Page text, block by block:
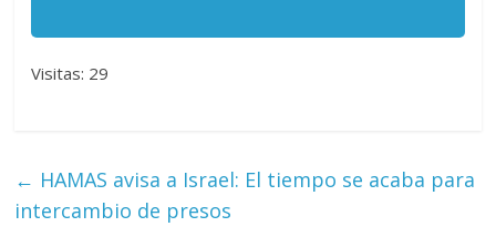
Visitas: 29
← HAMAS avisa a Israel: El tiempo se acaba para
intercambio de presos